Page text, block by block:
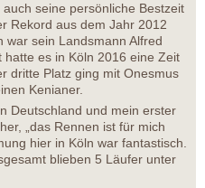
seine persönliche Bestzeit
Rekord aus dem Jahr 2012
war sein Landsmann Alfred
es in Köln 2016 eine Zeit
dritte Platz ging mit Onesmus
Kenianer.
Deutschland und mein erster
„das Rennen ist für mich
hier in Köln war fantastisch.
blieben 5 Läufer unter